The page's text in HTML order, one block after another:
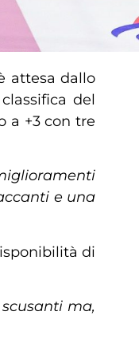
attesa dallo
del
a +3 con tre
e una
di
ma,